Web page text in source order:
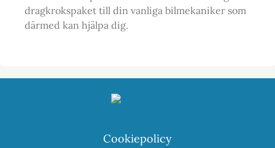
dragkrokspaket till din vanliga bilmekaniker som
därmed kan hjälpa dig.
Cookiepolicy